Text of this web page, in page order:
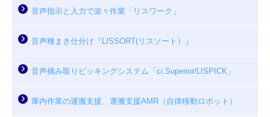
音声指示と入力で楽々作業「リスワーク」
音声種まき仕分け『LISSORT(リスソート）』
音声摘み取りピッキングシステム「ci.Superior/LISPICK」
庫内作業の運搬支援、運搬支援AMR（自律移動ロボット）